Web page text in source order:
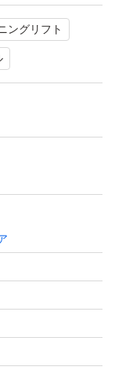
。
、お肌にのせる
肌へと導きま
ある場合がござ
しますm(_ _)m
ングリフト